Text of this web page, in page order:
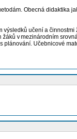
Obecná didaktika
výsledků učení a činnostmi
v mezinárodním
Učebnicové